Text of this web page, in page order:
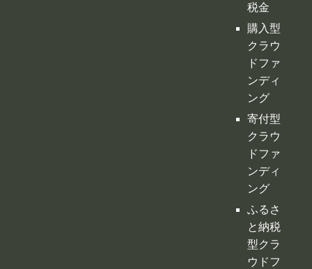
購入型
クラウ
ドファ
ンディ
ング
寄付型
クラウ
ドファ
ンディ
ング
ふるさ
と納税
型クラ
ウドフ
ァンデ